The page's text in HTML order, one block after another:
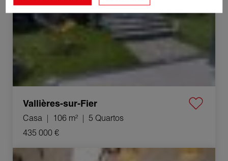
Vallières-sur-Fier
Casa 106 m²
5 Quartos
435 000 €
Venda Apartamento Seyssel 3 Quartos 69 m²